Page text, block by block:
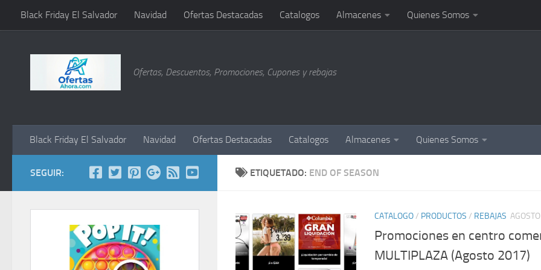
Saltar al contenido
Black Friday El Salvador Navidad Ofertas Destacadas Catalogos Almacenes Quienes Somos
Ofertas, Descuentos, Promociones, Cupones y rebajas
Black Friday El Salvador Navidad Ofertas Destacadas Catalogos Almacenes Quienes Somos
ETIQUETADO: END OF SEASON
CATALOGO/ PRODUCTOS / REBAJAS
Promociones en centro
MULTIPLAZA (Agosto 2017)
SEGUIR: